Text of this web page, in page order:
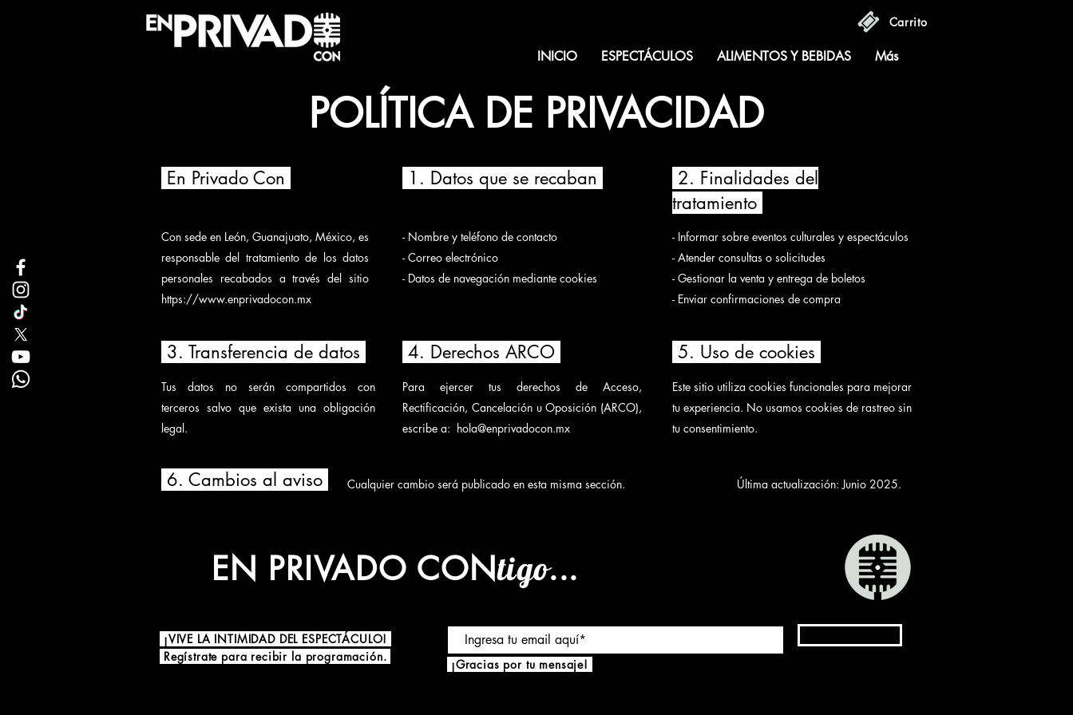
Carrito
INICIO ESPECTÁCULOS ALIMENTOS Y BEBIDAS Más
POLÍTICA DE PRIVACIDAD
En Privado Con
Con sede en León, Guanajuato, México, es
responsable del tratamiento de los datos
personales recabados a través del sitio
https://www.enprivadocon.mx
1. Datos que se recaban
- Nombre y teléfono de contacto
- Correo electrónico
- Datos de navegación mediante cookies
2. Finalidades del
tratamiento
- Informar sobre eventos culturales y espectáculos
- Atender consultas o solicitudes
- Gestionar la venta y entrega de boletos
- Enviar confirmaciones de compra
3. Transferencia de datos
Tus datos no serán compartidos con
terceros salvo que exista una obligación
legal.
4. Derechos ARCO
Para ejercer tus derechos de Acceso,
Rectificación, Cancelación u Oposición (ARCO),
escribe a: hola@enprivadocon.mx
5. Uso de cookies
Este sitio utiliza cookies funcionales para mejorar
tu experiencia. No usamos cookies de rastreo sin
tu consentimiento.
6. Cambios al aviso Cualquier cambio será publicado en esta misma sección. Última actualización: Junio 2025.
EN PRIVADO CONtigo...
¡VIVE LA INTIMIDAD DEL ESPECTÁCULO!
Regístrate para recibir la programación.
¡Gracias por tu mensaje!